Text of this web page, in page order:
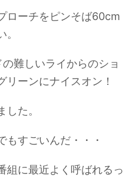
ローチをピンそば60cm
難しいライからのショ
リーンにナイスオン！
た。
もすごいんだ・・・
組に最近よく呼ばれるっ